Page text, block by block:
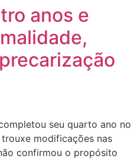
anos e
seu quarto ano no
modificações nas
confirmou o propósito